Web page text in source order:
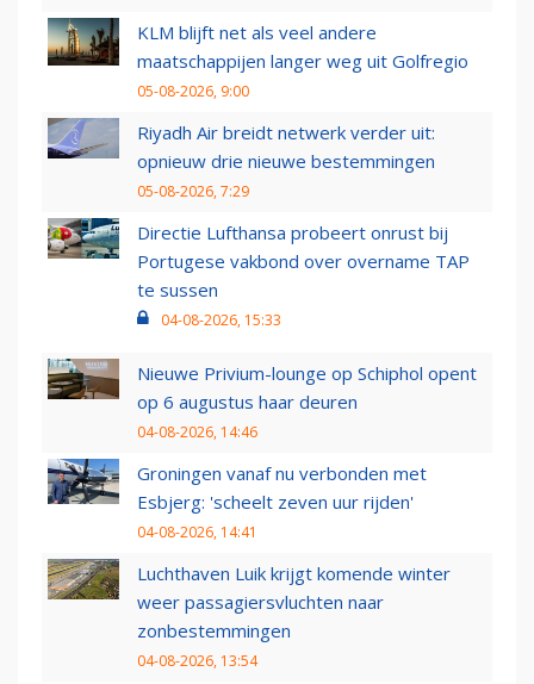
KLM blijft net als veel andere
maatschappijen langer weg uit Golfregio
05-08-2026, 9:00
Riyadh Air breidt netwerk verder uit:
opnieuw drie nieuwe bestemmingen
05-08-2026, 7:29
Directie Lufthansa probeert onrust bij
Portugese vakbond over overname TAP
te sussen
04-08-2026, 15:33
Nieuwe Privium-lounge op Schiphol opent
op 6 augustus haar deuren
04-08-2026, 14:46
Groningen vanaf nu verbonden met
Esbjerg: 'scheelt zeven uur rijden'
04-08-2026, 14:41
Luchthaven Luik krijgt komende winter
weer passagiersvluchten naar
zonbestemmingen
04-08-2026, 13:54